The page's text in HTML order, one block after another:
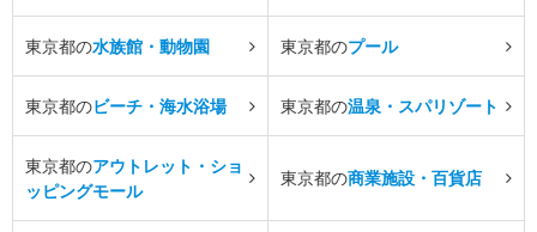
東京都の水族館・動物園 東京都のプール
東京都のビーチ・海水浴場 東京都の温泉・スパリゾート
東京都のアウトレット・ショ
ッピングモール
東京都の商業施設・百貨店